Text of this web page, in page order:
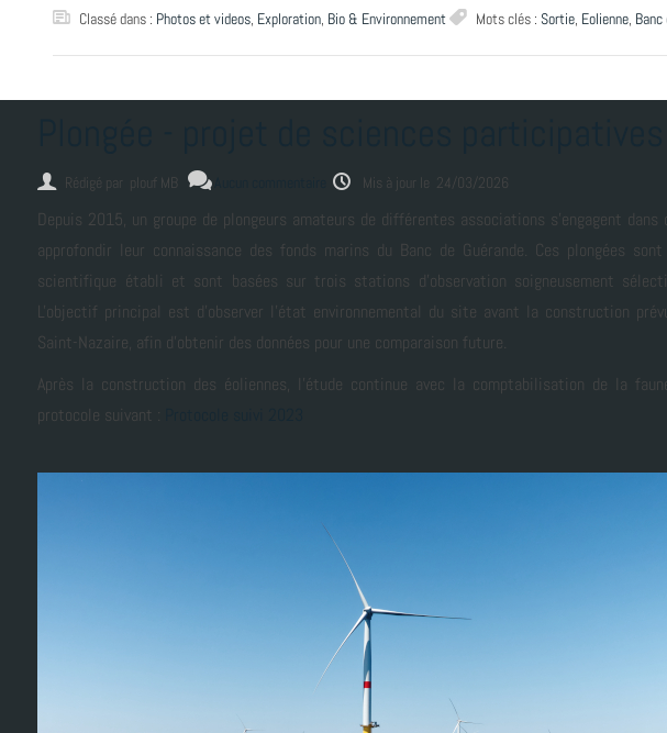
Classé dans : Photos et videos Exploration Bio & Environnement Mots clés : Sortie Eolienne Banc
Rédigé par plouf MB Mis à jour le 24/03/2026
Depuis 2015, un groupe de plongeurs amateurs de différentes associations s'engagent
approfondir leur connaissance des fonds marins du Banc de Guérande. Ces plongées
scientifique établi et sont basées sur trois stations d'observation soigneusement
L'objectif principal est d'observer l'état environnemental du site avant la construction
Saint-Nazaire, afin d'obtenir des données pour une comparaison future.
Après la construction des éoliennes, l'étude continue avec la comptabilisation de la
protocole suivant :